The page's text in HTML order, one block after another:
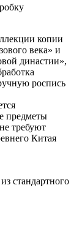
копии
века» и
династии»,
роспись
предметы
требуют
Китая
стандартного